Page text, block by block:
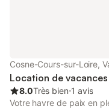
Cosne-Cours-sur-Loire,
Location de
8.0Très bien⋅1 avis
Votre havre de paix en